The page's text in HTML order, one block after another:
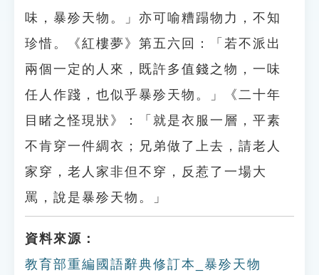
味，暴殄天物。」亦可喻糟蹋物力，不知
珍惜。《紅樓夢》第五六回：「若不派出
兩個一定的人來，既許多值錢之物，一味
任人作踐，也似乎暴殄天物。」《二十年
目睹之怪現狀》：「就是衣服一層，平素
不肯穿一件綢衣；兄弟做了上去，請老人
家穿，老人家非但不穿，反惹了一場大
罵，說是暴殄天物。」
資料來源：
教育部重編國語辭典修訂本_暴殄天物